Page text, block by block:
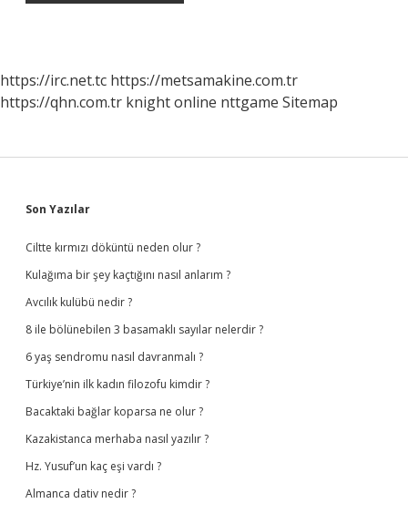
https://irc.net.tc https://metsamakine.com.tr
https://qhn.com.tr knight online nttgame Sitemap
Sidebar
Son Yazılar
Ciltte kırmızı döküntü neden olur ?
Kulağıma bir şey kaçtığını nasıl anlarım ?
Avcılık kulübü nedir ?
8 ile bölünebilen 3 basamaklı sayılar nelerdir ?
6 yaş sendromu nasıl davranmalı ?
Türkiye’nin ilk kadın filozofu kimdir ?
Bacaktaki bağlar koparsa ne olur ?
Kazakistanca merhaba nasıl yazılır ?
Hz. Yusuf’un kaç eşi vardı ?
Almanca dativ nedir ?